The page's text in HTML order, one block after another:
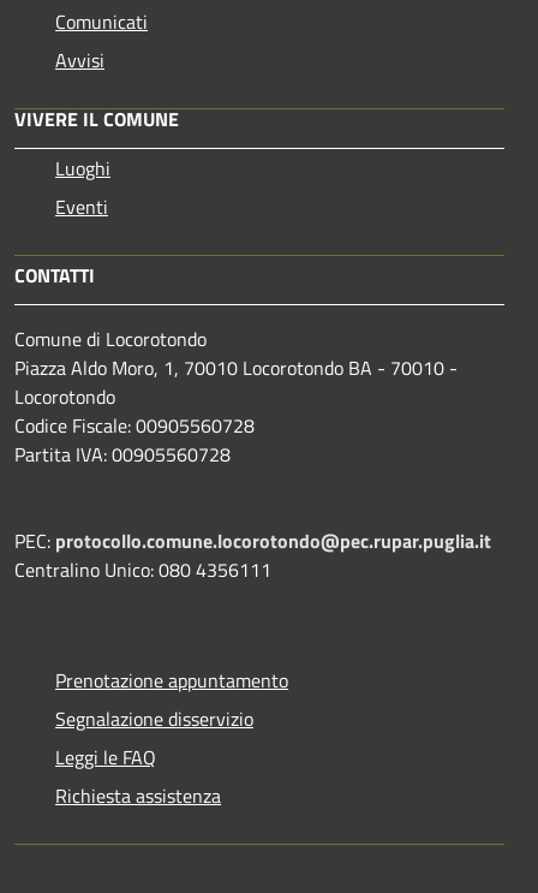
Comunicati
Avvisi
VIVERE IL COMUNE
Luoghi
Eventi
CONTATTI
Comune di Locorotondo
Piazza Aldo Moro, 1, 70010 Locorotondo BA - 70010 -
Locorotondo
Codice Fiscale: 00905560728
Partita IVA: 00905560728
PEC: protocollo.comune.locorotondo@pec.rupar.puglia.it
Centralino Unico: 080 4356111
Prenotazione appuntamento
Segnalazione disservizio
Leggi le FAQ
Richiesta assistenza